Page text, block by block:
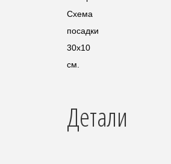
Схема
посадки
30x10
см.
Детали